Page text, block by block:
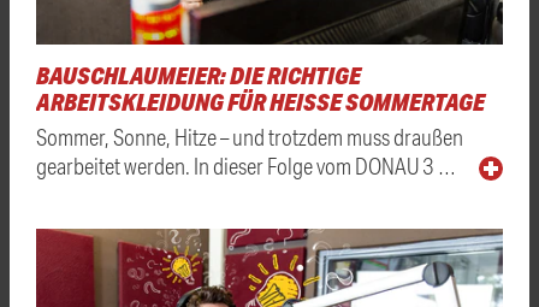
BAUSCHLAUMEIER: DIE RICHTIGE
ARBEITSKLEIDUNG FÜR HEISSE SOMMERTAGE
Sommer, Sonne, Hitze – und trotzdem muss draußen
gearbeitet werden. In dieser Folge vom DONAU 3 …